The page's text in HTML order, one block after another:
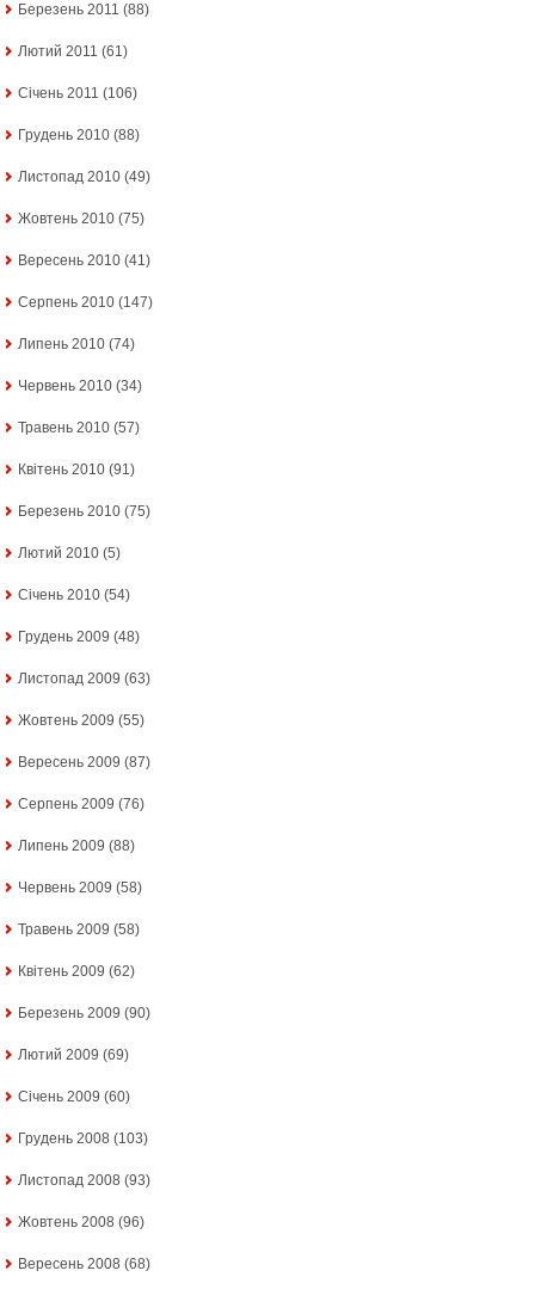
Березень 2011 (88)
Лютий 2011 (61)
Січень 2011 (106)
Грудень 2010 (88)
Листопад 2010 (49)
Жовтень 2010 (75)
Вересень 2010 (41)
Серпень 2010 (147)
Липень 2010 (74)
Червень 2010 (34)
Травень 2010 (57)
Квітень 2010 (91)
Березень 2010 (75)
Лютий 2010 (5)
Січень 2010 (54)
Грудень 2009 (48)
Листопад 2009 (63)
Жовтень 2009 (55)
Вересень 2009 (87)
Серпень 2009 (76)
Липень 2009 (88)
Червень 2009 (58)
Травень 2009 (58)
Квітень 2009 (62)
Березень 2009 (90)
Лютий 2009 (69)
Січень 2009 (60)
Грудень 2008 (103)
Листопад 2008 (93)
Жовтень 2008 (96)
Вересень 2008 (68)